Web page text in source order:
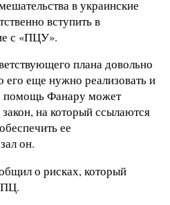
в украинские
вступить в
с «ПЦУ».
плана довольно
его еще нужно реализовать и
помощь Фанару может
на который ссылаются
ее
он.
о рисках, который